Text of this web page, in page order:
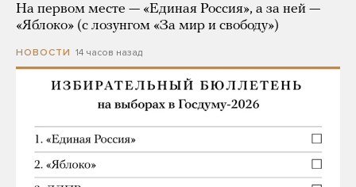
На первом месте — «Единая Россия», а за ней —
«Яблоко» (с лозунгом «За мир и свободу»)
НОВОСТИ 14 часов назад